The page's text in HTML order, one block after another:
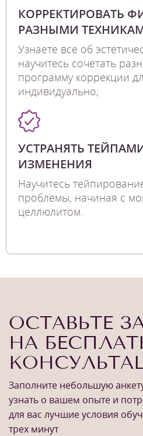
КОРРЕКТИРОВАТЬ
РАЗНЫМИ
Узнаете все об
научитесь сочетать
программу коррекции
индивидуально;
УСТРАНЯТЬ
ИЗМЕНЕНИЯ
Научитесь
проблемы, начиная с
целлюлитом.
ОСТАВЬТЕ
НА
Заполните небольшую
узнать о вашем опыте и
для вас лучшие условия
трех минут